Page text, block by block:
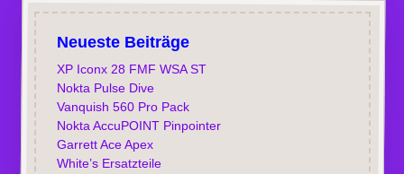
Neueste Beiträge
XP Iconx 28 FMF WSA ST
Nokta Pulse Dive
Vanquish 560 Pro Pack
Nokta AccuPOINT Pinpointer
Garrett Ace Apex
White’s Ersatzteile